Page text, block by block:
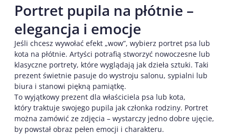
Portret pupila na płótnie –
elegancja i emocje
Jeśli chcesz wywołać efekt „wow”, wybierz portret psa lub
kota na płótnie. Artyści potrafią stworzyć nowoczesne lub
klasyczne portrety, które wyglądają jak dzieła sztuki. Taki
prezent świetnie pasuje do wystroju salonu, sypialni lub
biura i stanowi piękną pamiątkę.
To wyjątkowy prezent dla właściciela psa lub kota,
który traktuje swojego pupila jak członka rodziny. Portret
można zamówić ze zdjęcia – wystarczy jedno dobre ujęcie,
by powstał obraz pełen emocji i charakteru.